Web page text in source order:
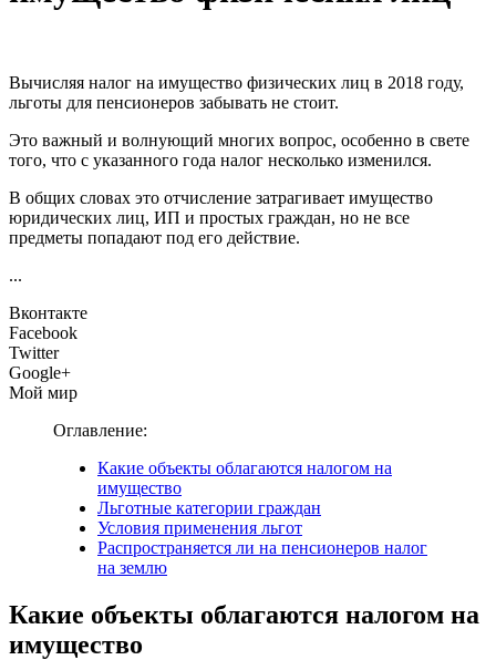
Вычисляя налог на имущество физических лиц в 2018 году,
льготы для пенсионеров забывать не стоит.
Это важный и волнующий многих вопрос, особенно в свете
того, что с указанного года налог несколько изменился.
В общих словах это отчисление затрагивает имущество
юридических лиц, ИП и простых граждан, но не все
предметы попадают под его действие.
...
Вконтакте
Facebook
Twitter
Google+
Мой мир
Оглавление:
Какие объекты облагаются налогом на
имущество
Льготные категории граждан
Условия применения льгот
Распространяется ли на пенсионеров налог
на землю
Какие объекты облагаются налогом на
имущество